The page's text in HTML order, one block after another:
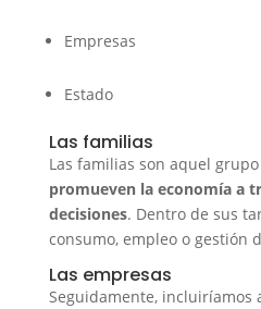
Empresas
Estado
Las familias
Las familias son aquel
promueven la economía a
decisiones. Dentro de sus
consumo, empleo o gestión
Las empresas
Seguidamente, incluiríamos